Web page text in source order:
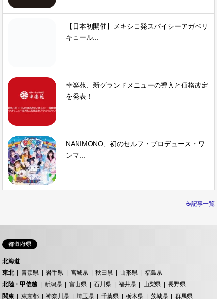
【日本初開催】メキシコ発スパイシーアガベリ
キュール...
幸楽苑、新グランドメニューの導入と価格改定
を発表！
NANIMONO、初のセルフ・プロデュース・ワ
ンマ...
☕記事一覧
都道府県
北海道
東北
青森県 岩手県 宮城県 秋田県 山形県
福島県
北陸・甲信越
新潟県 富山県 石川県 福井県 山梨県
長野県
関東
東京都 神奈川県 埼玉県 千葉県 栃木県 茨城県
群馬県